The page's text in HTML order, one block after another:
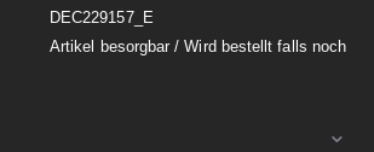
DEC229157_E
Artikel besorgbar / Wird bestellt falls noch